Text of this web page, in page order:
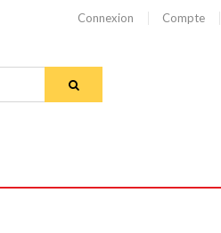
Connexion Compte